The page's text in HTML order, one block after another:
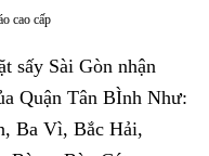
cao cấp
sấy Sài Gòn nhận
Quận Tân BÌnh Như:
Ba Vì, Bắc Hải,